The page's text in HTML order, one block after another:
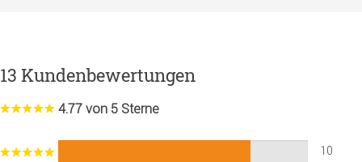
13 Kundenbewertungen
4.77 von 5 Sterne
10